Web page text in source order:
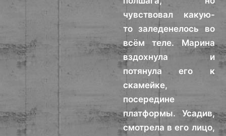
чувствовал какую-
то заледенелось во
всём теле. Марина
вздохнула и
потянула его к
скамейке,
посередине
платформы. Усадив,
смотрела в его лицо,